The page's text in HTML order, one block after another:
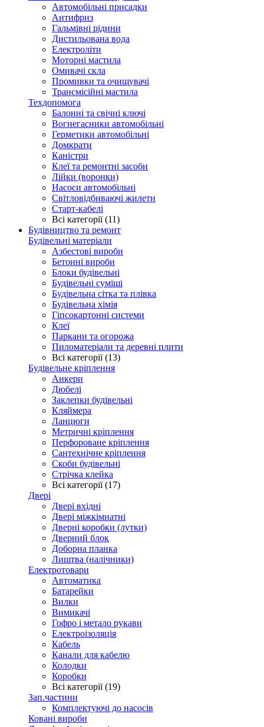
Автомобільні присадки
Антифриз
Гальмівні рідини
Дистильована вода
Електроліти
Моторні мастила
Омивачі скла
Промивки та очищувачі
Трансмісійні мастила
Техдопомога
Балонні та свічні ключі
Вогнегасники автомобільні
Герметики автомобільні
Домкрати
Каністри
Клеї та ремонтні засоби
Лійки (воронки)
Насоси автомобільні
Світловідбиваючі жилети
Старт-кабелі
Всі категорії (11)
Будівництво та ремонт
Будівельні матеріали
Азбестові вироби
Бетонні вироби
Блоки будівельні
Будівельні суміші
Будівельна сітка та плівка
Будівельна хімія
Гіпсокартонні системи
Клеї
Паркани та огорожа
Пиломатеріали та деревні плити
Всі категорії (13)
Будівельне кріплення
Анкери
Дюбелі
Заклепки будівельні
Кляймера
Ланцюги
Метричні кріплення
Перфороване кріплення
Сантехнічне кріплення
Скоби будівельні
Стрічка клейка
Всі категорії (17)
Двері
Двері вхідні
Двері міжкімнатні
Дверні коробки (лутки)
Дверний блок
Доборна планка
Лиштва (налічники)
Електротовари
Автоматика
Батарейки
Вилки
Вимикачі
Гофро і метало рукави
Електроізоляція
Кабель
Канали для кабелю
Колодки
Коробки
Всі категорії (19)
Зап.частини
Комплектуючі до насосів
Ковані вироби